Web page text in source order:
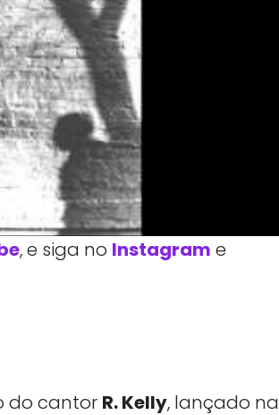
, e siga no Instagram e
do cantor R. Kelly, lançado na